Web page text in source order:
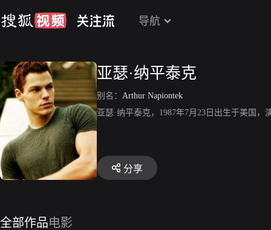
导航
亚瑟·纳平泰克
别名： Arthur Napiontek
亚瑟·纳平泰克，1987年7月23日出生于美国
分享
全部作品电影